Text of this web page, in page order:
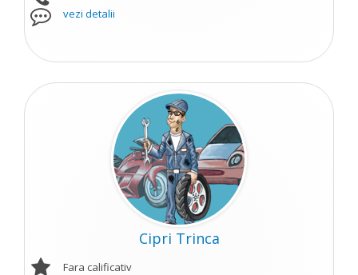
vezi detalii
Cipri Trinca
Fara calificativ